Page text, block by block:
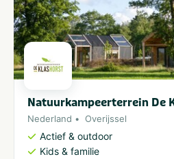
Natuurkampeerterrein De
Nederland Overijssel
Actief & outdoor
Kids & familie